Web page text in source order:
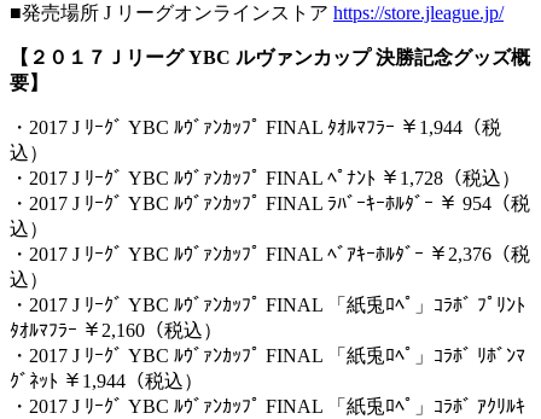
■発売場所 J リーグオンラインストア https://store.jleague.jp/
【２０１７Ｊリーグ YBC ルヴァンカップ 決勝記念グッズ概
要】
・2017 J ﾘｰｸﾞ YBC ﾙｳﾞｧﾝｶｯﾌﾟ FINAL ﾀｵﾙﾏﾌﾗｰ ￥1,944（税
込）
・2017 J ﾘｰｸﾞ YBC ﾙｳﾞｧﾝｶｯﾌﾟ FINAL ﾍﾟﾅﾝﾄ ￥1,728（税込）
・2017 J ﾘｰｸﾞ YBC ﾙｳﾞｧﾝｶｯﾌﾟ FINAL ﾗﾊﾞｰｷｰﾎﾙﾀﾞｰ ￥ 954（税
込）
・2017 J ﾘｰｸﾞ YBC ﾙｳﾞｧﾝｶｯﾌﾟ FINAL ﾍﾞｱｷｰﾎﾙﾀﾞｰ ￥2,376（税
込）
・2017 J ﾘｰｸﾞ YBC ﾙｳﾞｧﾝｶｯﾌﾟ FINAL 「紙兎ﾛﾍﾟ」ｺﾗﾎﾞ ﾌﾟﾘﾝﾄ
ﾀｵﾙﾏﾌﾗｰ ￥2,160（税込）
・2017 J ﾘｰｸﾞ YBC ﾙｳﾞｧﾝｶｯﾌﾟ FINAL 「紙兎ﾛﾍﾟ」ｺﾗﾎﾞ ﾘﾎﾞﾝﾏ
ｸﾞﾈｯﾄ ￥1,944（税込）
・2017 J ﾘｰｸﾞ YBC ﾙｳﾞｧﾝｶｯﾌﾟ FINAL 「紙兎ﾛﾍﾟ」ｺﾗﾎﾞ ｱｸﾘﾙｷ